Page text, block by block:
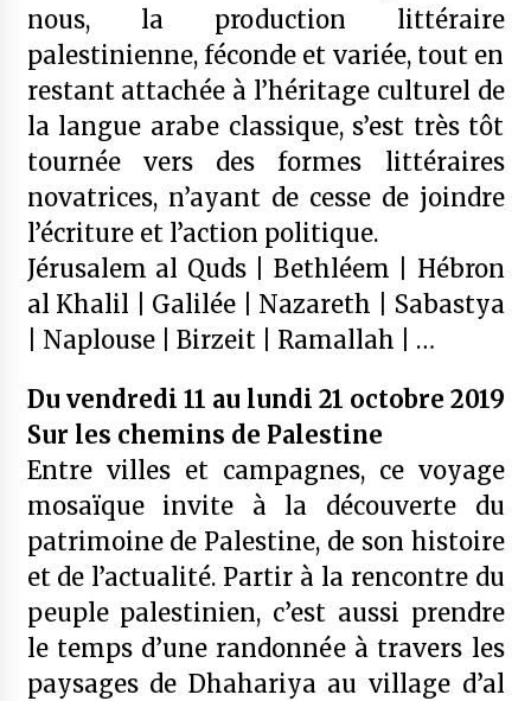
nous, la production littéraire
palestinienne, féconde et variée, tout en
restant attachée à l’héritage culturel de
la langue arabe classique, s’est très tôt
tournée vers des formes littéraires
novatrices, n’ayant de cesse de joindre
l’écriture et l’action politique.
Jérusalem al Quds | Bethléem | Hébron
al Khalil | Galilée | Nazareth | Sabastya
| Naplouse | Birzeit | Ramallah | …
Du vendredi 11 au lundi 21 octobre 2019
Sur les chemins de Palestine
Entre villes et campagnes, ce voyage
mosaïque invite à la découverte du
patrimoine de Palestine, de son histoire
et de l’actualité. Partir à la rencontre du
peuple palestinien, c’est aussi prendre
le temps d’une randonnée à travers les
paysages de Dhahariya au village d’al